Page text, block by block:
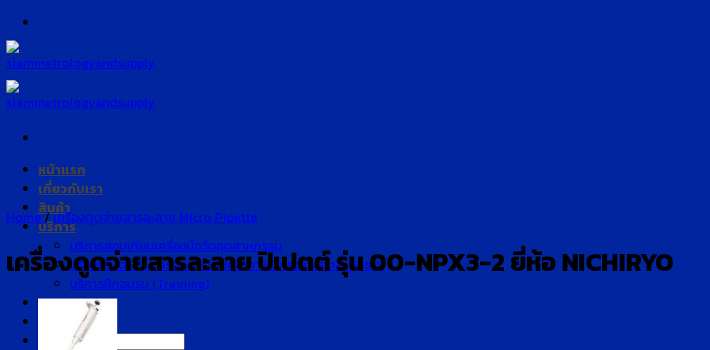
Skip
to
content
หน้าแรก
เกี่ยวกับเรา
สินค้า
บริการ
บริการสอบเทียบเครื่องมือวัดอุตสาหกรรม
บริการรับดำเนินการจัดทำระบบคุณภาพในโรงงานอุตสาหกรรม
บริการฝึกอบรม (Training)
บทความ
ติดต่อเรา
Search
Home/เครื่องดูดจ่ายสารละลาย Micro Pipette
เครื่องดูดจ่ายสารละลาย ปิเปตต์ รุ่น 00-NPX3-2 ยี่ห้อ NICHIRYO